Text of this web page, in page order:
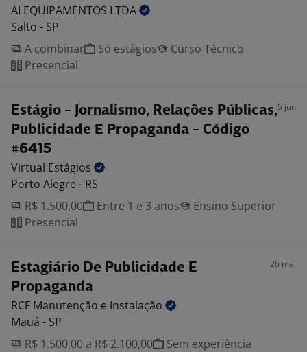
AI EQUIPAMENTOS LTDA
Salto - SP
A combinar
Só estágios
Curso Técnico
Presencial
Estágio - Jornalismo, Relações Públicas,
Publicidade E Propaganda - Código
#6415
5 jun
Virtual Estágios
Porto Alegre - RS
R$ 1.500,00
Entre 1 e 3 anos
Ensino Superior
Presencial
Estagiário De Publicidade E
Propaganda
26 mai
RCF Manutenção e Instalação
Mauá - SP
R$ 1.500,00 a R$ 2.100,00
Sem experiência